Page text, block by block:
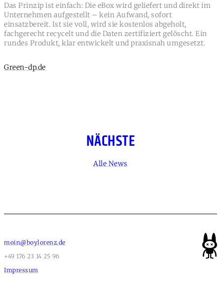
Das Prinzip ist einfach: Die eBox wird geliefert und direkt im
Unternehmen aufgestellt – kein Aufwand, sofort
einsatzbereit. Ist sie voll, wird sie kostenlos abgeholt,
fachgerecht recycelt und die Daten zertifiziert gelöscht. Ein
rundes Produkt, klar entwickelt und praxisnah umgesetzt.
Green-dp.de
NÄCHSTE
Alle News
moin@boylorenz.de
+49 176 23 14 25 96
Impressum